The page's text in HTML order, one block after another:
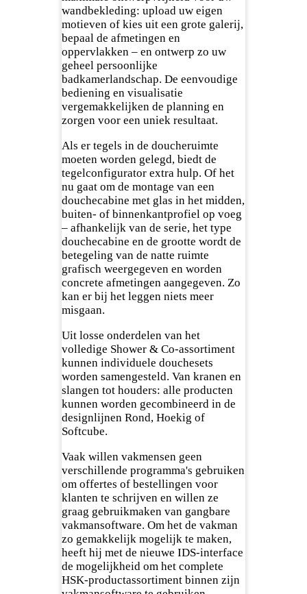
wandbekleding: upload uw eigen
motieven of kies uit een grote galerij,
bepaal de afmetingen en
oppervlakken – en ontwerp zo uw
geheel persoonlijke
badkamerlandschap. De eenvoudige
bediening en visualisatie
vergemakkelijken de planning en
zorgen voor een uniek resultaat.
Als er tegels in de doucheruimte
moeten worden gelegd, biedt de
tegelconfigurator extra hulp. Of het
nu gaat om de montage van een
douchecabine met glas in het midden,
buiten- of binnenkantprofiel op voeg
– afhankelijk van de serie, het type
douchecabine en de grootte wordt de
betegeling van de natte ruimte
grafisch weergegeven en worden
concrete afmetingen aangegeven. Zo
kan er bij het leggen niets meer
misgaan.
Uit losse onderdelen van het
volledige Shower & Co-assortiment
kunnen individuele douchesets
worden samengesteld. Van kranen en
slangen tot houders: alle producten
kunnen worden gecombineerd in de
designlijnen Rond, Hoekig of
Softcube.
Vaak willen vakmensen geen
verschillende programma's gebruiken
om offertes of bestellingen voor
klanten te schrijven en willen ze
graag gebruikmaken van gangbare
vakmansoftware. Om het de vakman
zo gemakkelijk mogelijk te maken,
heeft hij met de nieuwe IDS-interface
de mogelijkheid om het complete
HSK-productassortiment binnen zijn